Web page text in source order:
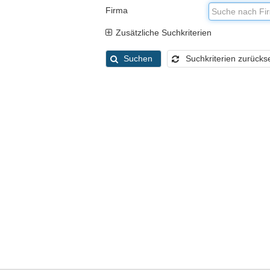
Firma
Zusätzliche Suchkriterien
Suchen Suchkriterien